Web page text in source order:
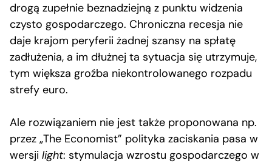
drogą zupełnie beznadziejną z punktu widzenia
czysto gospodarczego. Chroniczna recesja nie
daje krajom peryferii żadnej szansy na spłatę
zadłużenia, a im dłużnej ta sytuacja się utrzymuje,
tym większa groźba niekontrolowanego rozpadu
strefy euro.
Ale rozwiązaniem nie jest także proponowana np.
przez „The Economist” polityka zaciskania pasa w
wersji light: stymulacja wzrostu gospodarczego w